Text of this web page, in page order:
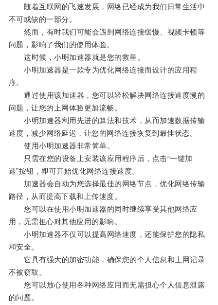
随着互联网的飞速发展，网络已经成为我们日常生活中
不可或缺的一部分。
然而，有时我们可能会遇到网络连接缓慢、视频卡顿等
问题，影响了我们的使用体验。
这时候，小明加速器就是您的救星。
小明加速器是一款专为优化网络连接而设计的应用程
序。
通过使用该加速器，您可以轻松解决网络连接速度慢的
问题，让您的上网体验更加流畅。
小明加速器利用先进的算法和技术，从而加速数据传输
速度，减少网络延迟，让您的网络连接恢复到最佳状态。
使用小明加速器非常简单。
只需在您的设备上安装该应用程序后，点击“一键加
速”按钮，即可开始优化网络连接速度。
加速器会自动为您选择最佳的网络节点，优化网络传输
路径，从而提高下载和上传速度。
您可以在使用小明加速器的同时继续享受其他网络应
用，无需担心对其他应用的影响。
小明加速器不仅可以提高网络速度，还能保护您的隐私
和安全。
它具有强大的加密功能，确保您的个人信息和上网记录
不被窃取。
您可以放心使用各种网络应用而无需担心个人信息泄露
的问题。